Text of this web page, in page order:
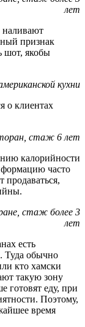
лет
наливают
признак
шот, якобы
кухни
о клиентах
стаж 6 лет
калорийности
часто
продаваться,
стаж более 3
лет
есть
Туда обычно
кто хамски
такую зону
готовят еду, при
Поэтому,
время